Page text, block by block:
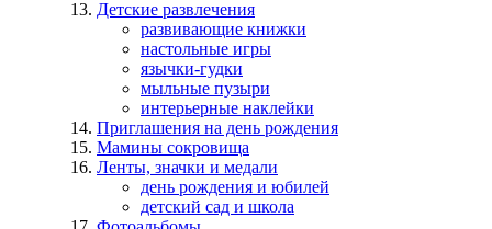
Детские развлечения
развивающие книжки
настольные игры
язычки-гудки
мыльные пузыри
интерьерные наклейки
Приглашения на день рождения
Мамины сокровища
Ленты, значки и медали
день рождения и юбилей
детский сад и школа